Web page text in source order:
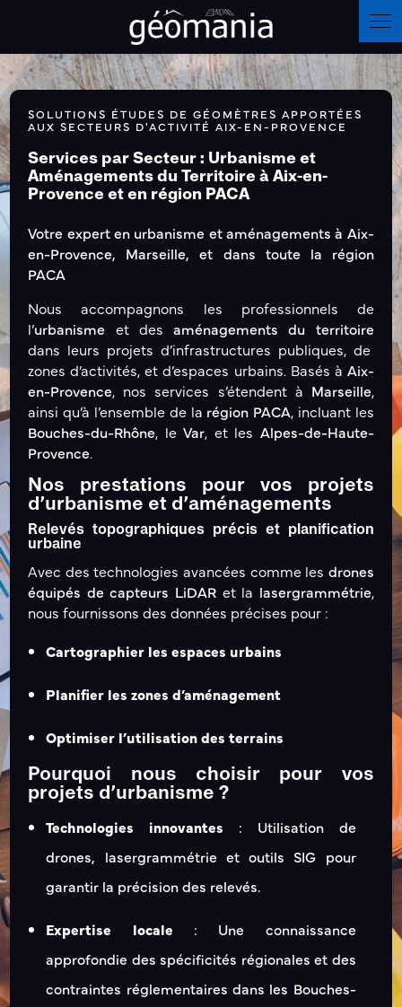
SOLUTIONS ÉTUDES DE GÉOMÈTRES APPORTÉES
AUX SECTEURS D'ACTIVITÉ AIX-EN-PROVENCE
Services par Secteur : Urbanisme et
Aménagements du Territoire à Aix-en-
Provence et en région PACA
Votre expert en urbanisme et aménagements à Aix-
en-Provence, Marseille, et dans toute la région
PACA
Nous accompagnons les professionnels de
l’urbanisme et desaménagements du territoire
dans leurs projets d’infrastructures publiques, de
zones d’activités, et d’espaces urbains. Basés à Aix-
en-Provence, nos services s’étendent à Marseille,
ainsi qu’à l’ensemble de la région PACA, incluant les
Bouches-du-Rhône, leVar, et les Alpes-de-Haute-
Provence.
Nos prestations pour vos projets
d’urbanisme et d’aménagements
Relevés topographiques précis et planification
urbaine
Avec des technologies avancées comme les drones
équipés de capteurs LiDAR et la lasergrammétrie,
nous fournissons des données précises pour :
Cartographier les espaces urbains
Planifier les zones d’aménagement
Optimiser l’utilisation des terrains
Pourquoi nous choisir pour vos
projets d’urbanisme ?
Technologies innovantes : Utilisation de
drones, lasergrammétrie et outils SIG pour
garantir la précision des relevés.
Expertise locale : Une connaissance
approfondie des spécificités régionales et des
contraintes réglementaires dans les Bouches-
Panneau de gestion des cookies